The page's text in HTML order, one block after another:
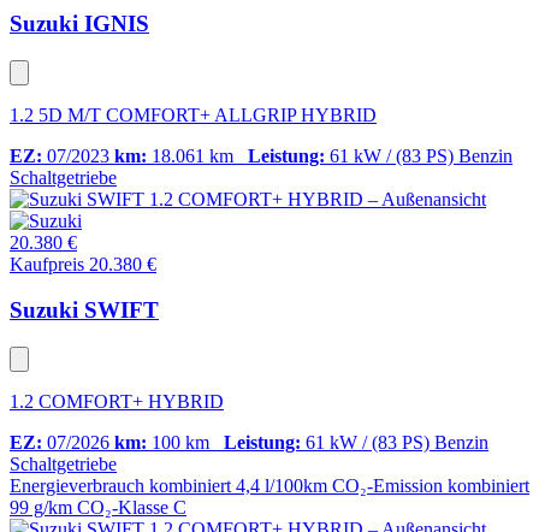
Suzuki IGNIS
1.2 5D M/T COMFORT+ ALLGRIP HYBRID
EZ: 07/2023 km: 18.061 km Leistung: 61 kW / (83 PS) Benzin
Schaltgetriebe
20.380 €
Kaufpreis 20.380 €
Suzuki SWIFT
1.2 COMFORT+ HYBRID
EZ: 07/2026 km: 100 km Leistung: 61 kW / (83 PS) Benzin
Schaltgetriebe
Energieverbrauch kombiniert 4,4 l/100km CO₂-Emission kombiniert
99 g/km CO₂-Klasse C